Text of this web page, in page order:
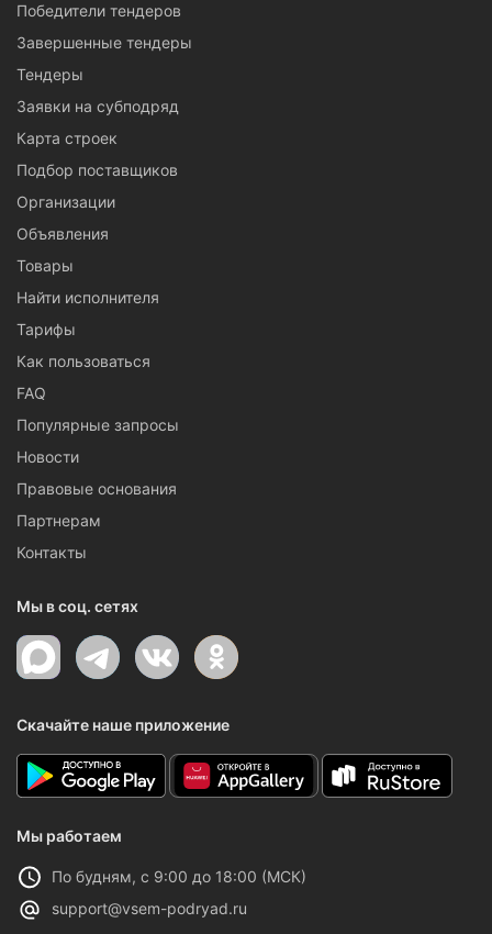
Победители тендеров
Завершенные тендеры
Тендеры
Заявки на субподряд
Карта строек
Подбор поставщиков
Организации
Объявления
Товары
Найти исполнителя
Тарифы
Как пользоваться
FAQ
Популярные запросы
Новости
Правовые основания
Партнерам
Контакты
Мы в соц. сетях
Скачайте наше приложение
Мы работаем
По будням, с 9:00 до 18:00 (МСК)
support@vsem-podryad.ru